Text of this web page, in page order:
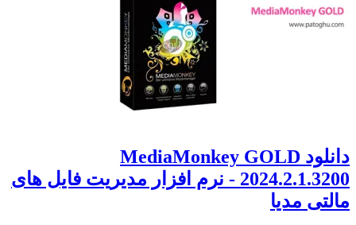
دانلود MediaMonkey GOLD
2024.2.1.3200 - نرم افزار مدیریت فایل های
مالتی مدیا